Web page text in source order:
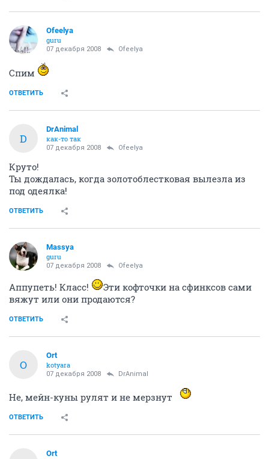
Ofeelya
guru
07 декабря 2008 Ofeelya
Спим
ОТВЕТИТЬ
D
DrAnimal
как-то так
07 декабря 2008 Ofeelya
Круто!
Ты дождалась, когда золотоблестковая вылезла из
под одеялка!
ОТВЕТИТЬ
Massya
guru
07 декабря 2008 Ofeelya
Аппупеть! Класс!
Эти кофточки на сфинксов сами
вяжут или они продаются?
ОТВЕТИТЬ
O
Ort
kotyara
07 декабря 2008 DrAnimal
Не, мейн-куны рулят и не мерзнут
ОТВЕТИТЬ
Ort